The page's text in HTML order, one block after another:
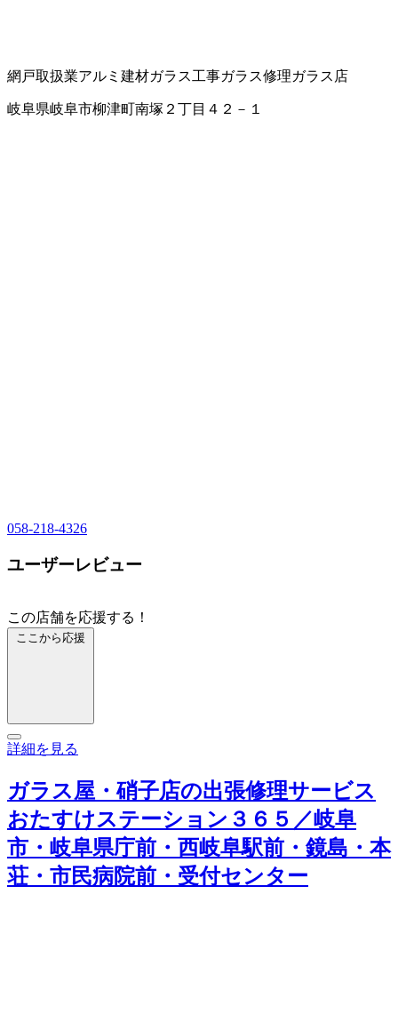
網戸取扱業アルミ建材ガラス工事ガラス修理ガラス店
岐阜県岐阜市柳津町南塚２丁目４２－１
058-218-4326
ユーザーレビュー
この店舗を応援する！
ここから応援
詳細を見る
ガラス屋・硝子店の出張修理サービス
おたすけステーション３６５／岐阜
市・岐阜県庁前・西岐阜駅前・鏡島・本
荘・市民病院前・受付センター